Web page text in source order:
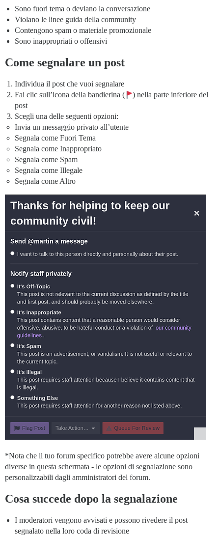
Sono fuori tema o deviano la conversazione
Violano le linee guida della community
Contengono spam o materiale promozionale
Sono inappropriati o offensivi
Come segnalare un post
Individua il post che vuoi segnalare
Fai clic sull’icona della bandierina (
) nella parte inferiore del
post
Scegli una delle seguenti opzioni:
Invia un messaggio privato all’utente
Segnala come Fuori Tema
Segnala come Inappropriato
Segnala come Spam
Segnala come Illegale
Segnala come Altro
*Nota che il tuo forum specifico potrebbe avere alcune opzioni
diverse in questa schermata - le opzioni di segnalazione sono
personalizzabili dagli amministratori del forum.
Cosa succede dopo la segnalazione
I moderatori vengono avvisati e possono rivedere il post
segnalato nella loro coda di revisione